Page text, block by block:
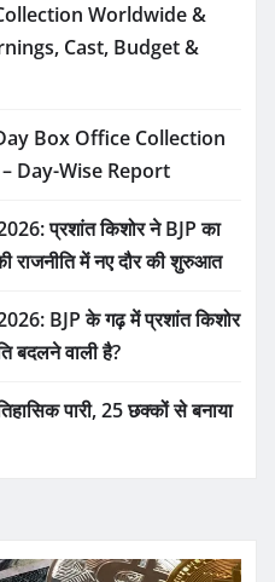
Worldwide &
Cast, Budget &
Box Office Collection
Day-Wise Report
प्रशांत किशोर ने BJP का
राजनीति में नए दौर की शुरुआत
BJP के गढ़ में प्रशांत किशोर
बदलने वाली है?
पारी, 25 छक्कों से बनाया